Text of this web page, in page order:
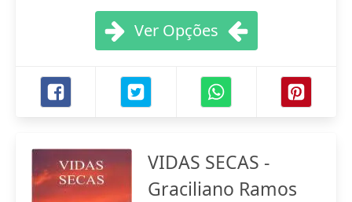
Ver Opções
VIDAS SECAS -
Graciliano Ramos